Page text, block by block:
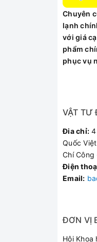
Chuyên
lạnh
với giá
phẩm
phục vụ
VẬT TƯ
Đia chỉ:
Quốc
Chí Công
Điện
Email:
ĐƠN VỊ
Hội Khoa